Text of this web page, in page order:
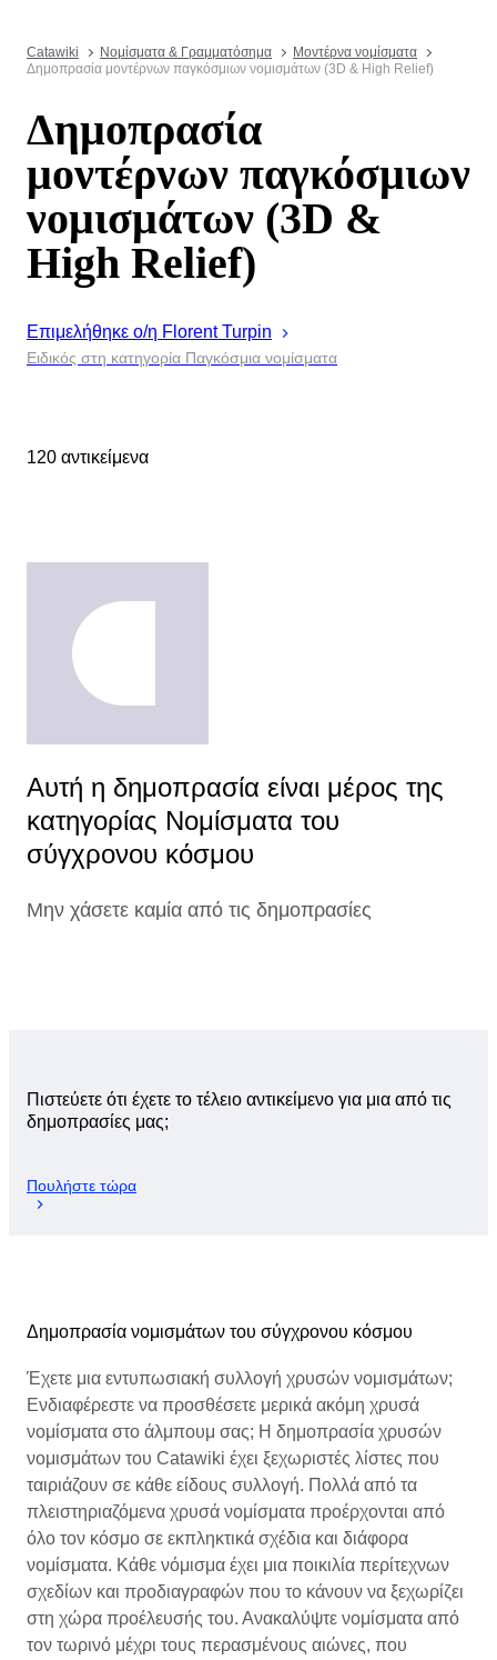
Catawiki Νομίσματα & Γραμματόσημα
Μοντέρνα νομίσματα
Δημοπρασία μοντέρνων παγκόσμιων νομισμάτων (3D & High Relief)
Δημοπρασία
μοντέρνων παγκόσμιων
νομισμάτων (3D &
High Relief)
Επιμελήθηκε ο/η FlorentTurpin
Ειδικός στη κατηγορία Παγκόσμια νομίσματα
120 αντικείμενα
Αυτή η δημοπρασία είναι μέρος της
κατηγορίας Νομίσματα του
σύγχρονου κόσμου
Μην χάσετε καμία από τις δημοπρασίες
Πιστεύετε ότι έχετε το τέλειο αντικείμενο για μια από τις
δημοπρασίες μας;
Πουλήστε τώρα
Δημοπρασία νομισμάτων του σύγχρονου κόσμου
Έχετε μια εντυπωσιακή συλλογή χρυσών νομισμάτων;
Ενδιαφέρεστε να προσθέσετε μερικά ακόμη χρυσά
νομίσματα στο άλμπουμ σας; Η δημοπρασία χρυσών
νομισμάτων του Catawiki έχει ξεχωριστές λίστες που
ταιριάζουν σε κάθε είδους συλλογή. Πολλά από τα
πλειστηριαζόμενα χρυσά νομίσματα προέρχονται από
όλο τον κόσμο σε εκπληκτικά σχέδια και διάφορα
νομίσματα. Κάθε νόμισμα έχει μια ποικιλία περίτεχνων
σχεδίων και προδιαγραφών που το κάνουν να ξεχωρίζει
στη χώρα προέλευσής του. Ανακαλύψτε νομίσματα από
τον τωρινό μέχρι τους περασμένους αιώνες, που